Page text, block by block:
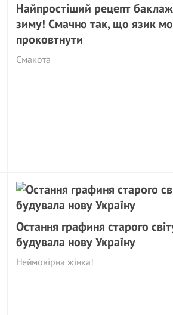
Найпростіший рецепт
зиму! Смачно так, що язик
проковтнути
Смакота
Остання графиня старого
будувала нову Україну
Неймовірна жінка!